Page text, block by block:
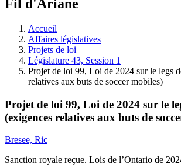
à
législative.
Fil d'Ariane
Accueil
Affaires législatives
Projets de loi
Législature 43, Session 1
Projet de loi 99, Loi de 2024 sur le legs
relatives aux buts de soccer mobiles)
Projet de loi 99, Loi de 2024 sur le
(exigences relatives aux buts de
Bresee, Ric
Sanction royale reçue. Lois de l’Ontario de